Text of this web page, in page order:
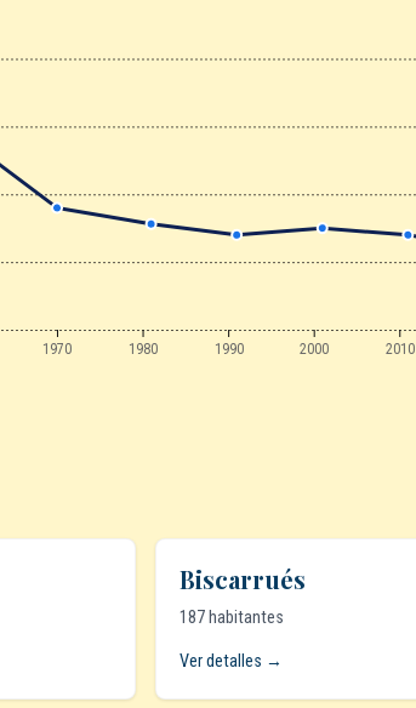
1970 1980 1990 2000 2010
Biscarrués
187 habitantes
Ver detalles →